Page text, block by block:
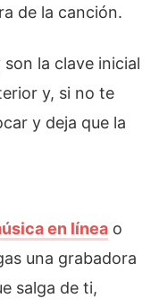
de la canción.
la clave inicial
y, si no te
y deja que la
en línea o
una grabadora
salga de ti,